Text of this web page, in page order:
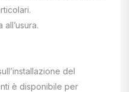
del
è disponibile per